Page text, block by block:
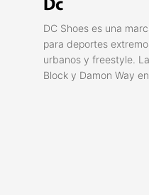
Dc
DC Shoes es una
para deportes
urbanos y freestyle.
Block y Damon Way